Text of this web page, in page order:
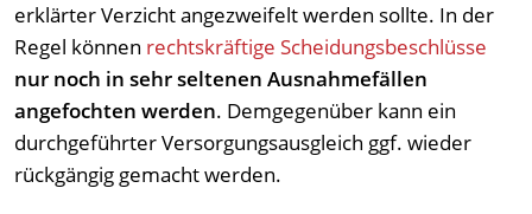
erklärter Verzicht angezweifelt werden sollte. In der
Regel können rechtskräftige Scheidungsbeschlüsse
nur noch in sehr seltenen Ausnahmefällen
angefochten werden. Demgegenüber kann ein
durchgeführter Versorgungsausgleich ggf. wieder
rückgängig gemacht werden.